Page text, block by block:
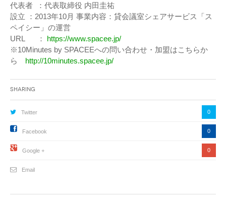
代表者 ：代表取締役 内田圭祐
設立 ：2013年10月 事業内容：貸会議室シェアサービス「ス
ペイシー」の運営
URL ： https://www.spacee.jp/
※10Minutes by SPACEEへの問い合わせ・加盟はこちらか
ら http://10minutes.spacee.jp/
Sharing
Twitter 0
Facebook 0
Google + 0
Email